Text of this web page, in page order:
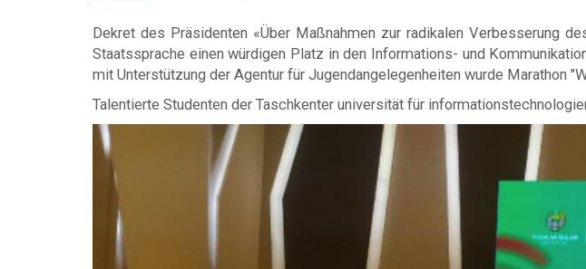
Dekret des Präsidenten «Über Maßnahmen zur radikalen Verbesserung
Staatssprache einen würdigen Platz in den Informations- und
mit Unterstützung der Agentur für Jugendangelegenheiten wurde Marathon
Talentierte Studenten der Taschkenter universität für